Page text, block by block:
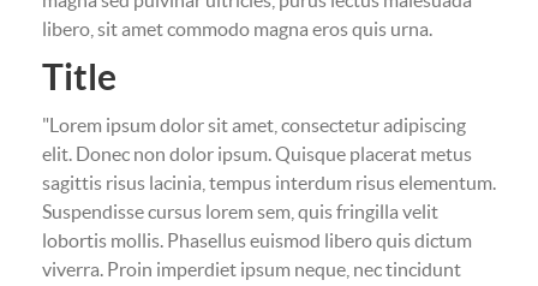
libero, sit amet commodo magna eros quis urna.
Title
"Lorem ipsum dolor sit amet, consectetur adipiscing
elit. Donec non dolor ipsum. Quisque placerat metus
sagittis risus lacinia, tempus interdum risus elementum.
Suspendisse cursus lorem sem, quis fringilla velit
lobortis mollis. Phasellus euismod libero quis dictum
viverra. Proin imperdiet ipsum neque, nec tincidunt